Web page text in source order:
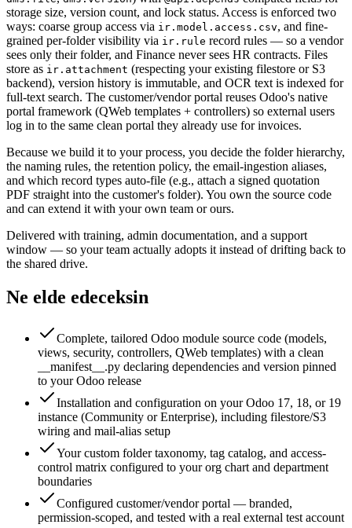
storage size, version count, and lock status. Access is enforced two
ways: coarse group access via ir.model.access.csv, and fine-
grained per-folder visibility via ir.rule record rules — so a vendor
sees only their folder, and Finance never sees HR contracts. Files
store as ir.attachment (respecting your existing filestore or S3
backend), version history is immutable, and OCR text is indexed for
full-text search. The customer/vendor portal reuses Odoo's native
portal framework (QWeb templates + controllers) so external users
log in to the same clean portal they already use for invoices.
Because we build it to your process, you decide the folder hierarchy,
the naming rules, the retention policy, the email-ingestion aliases,
and which record types auto-file (e.g., attach a signed quotation
PDF straight into the customer's folder). You own the source code
and can extend it with your own team or ours.
Delivered with training, admin documentation, and a support
window — so your team actually adopts it instead of drifting back to
the shared drive.
Ne elde edeceksin
Complete, tailored Odoo module source code (models,
views, security, controllers, QWeb templates) with a clean
__manifest__.py declaring dependencies and version pinned
to your Odoo release
Installation and configuration on your Odoo 17, 18, or 19
instance (Community or Enterprise), including filestore/S3
wiring and mail-alias setup
Your custom folder taxonomy, tag catalog, and access-
control matrix configured to your org chart and department
boundaries
Configured customer/vendor portal — branded,
permission-scoped, and tested with a real external test account